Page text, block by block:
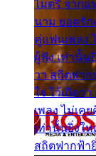
ไมตรี จาก
นาม ยอดรัก
คู่แฟนเพลง
ผู้ฟัง เท่านั้น
วา สถิตฟาก
ใจ ไว้เถิดว่
เพลง ไม่เค
เท่านั้นยิ่งใ
สถิตฟากฟ้า